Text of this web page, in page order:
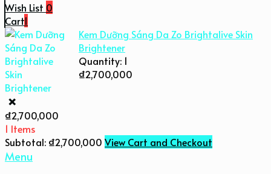
Wish List 0
Cart1
Kem Dưỡng Sáng Da Zo Brightalive Skin
Brightener
Quantity: 1
₫2,700,000
×
₫2,700,000
1 Items
Subtotal: ₫2,700,000 View Cart and Checkout
Menu